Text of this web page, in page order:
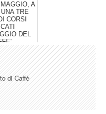
A
TRE
CORSI
DEL
di Caffè